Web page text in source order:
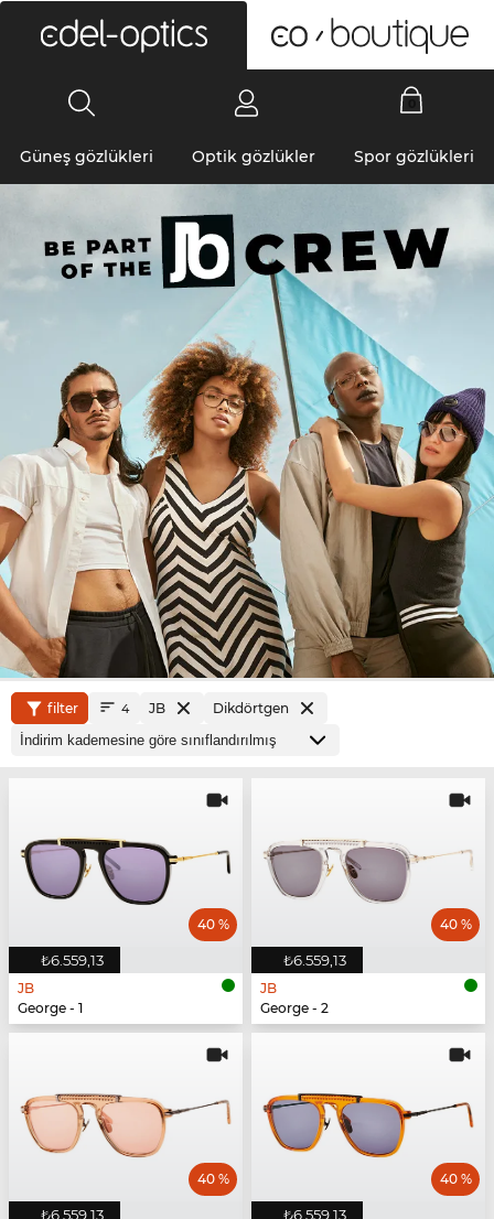
Güneş gözlükleri Optik gözlükler Spor gözlükleri
filter 4 JB Dikdörtgen
₺6.559,13
40 %
JB
George - 1
₺6.559,13
40 %
JB
George - 2
₺6.559,13
40 %
₺6.559,13
40 %